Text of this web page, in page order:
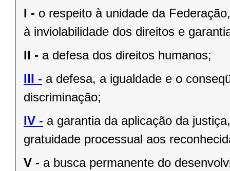
I - o respeito à unidade da
à inviolabilidade dos direitos e
II - a defesa dos direitos humanos;
III - a defesa, a igualdade e o
discriminação;
IV - a garantia da aplicação da
gratuidade processual aos
V - a busca permanente do